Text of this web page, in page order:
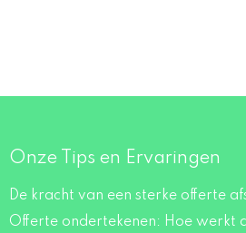
Onze Tips en Ervaringen
De kracht van een sterke offerte
Offerte ondertekenen: Hoe werkt